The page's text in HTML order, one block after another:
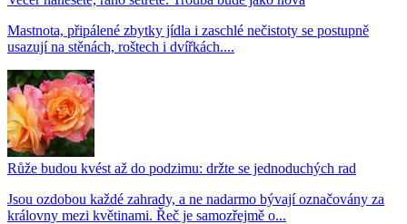
Mastnota, připálené zbytky jídla i zaschlé nečistoty se postupně
usazují na stěnách, roštech i dvířkách....
Růže budou kvést až do podzimu: držte se jednoduchých rad
Jsou ozdobou každé zahrady, a ne nadarmo bývají označovány za
královny mezi květinami. Řeč je samozřejmě o...